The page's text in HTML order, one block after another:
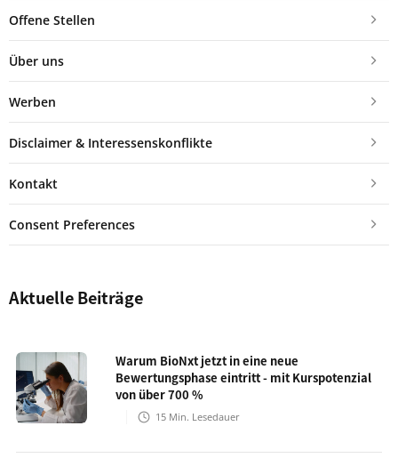
Offene Stellen
Über uns
Werben
Disclaimer & Interessenskonflikte
Kontakt
Consent Preferences
Aktuelle Beiträge
Warum BioNxt jetzt in eine neue
Bewertungsphase eintritt - mit Kurspotenzial
von über 700 %
15 Min. Lesedauer